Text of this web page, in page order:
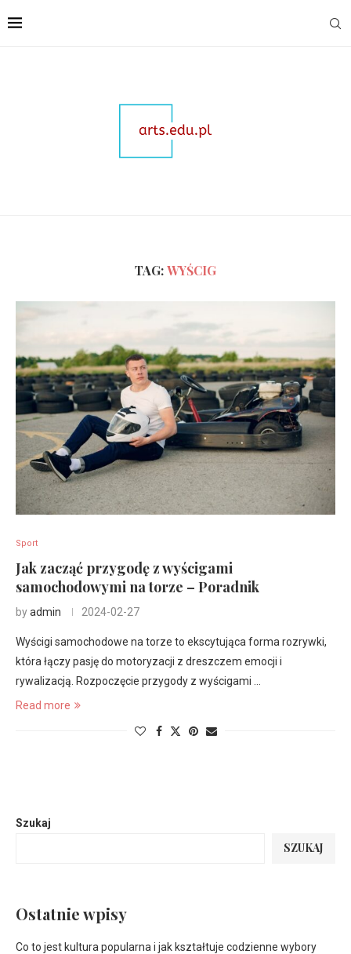
TAG:WYŚCIG
Sport
Jak zacząć przygodę z wyścigami
samochodowymi na torze – Poradnik
byadmin 2024-02-27
Wyścigi samochodowe na torze to ekscytująca forma rozrywki,
która łączy pasję do motoryzacji z dreszczem emocji i
rywalizacją. Rozpoczęcie przygody z wyścigami …
Read more
Szukaj
SZUKAJ
Ostatnie wpisy
Co to jest kultura popularna i jak kształtuje codzienne wybory